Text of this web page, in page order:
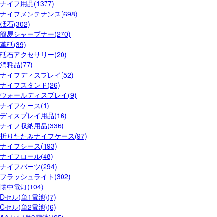
ナイフ用品(1377)
ナイフメンテナンス(698)
砥石(302)
簡易シャープナー(270)
革砥(39)
砥石アクセサリー(20)
消耗品(77)
ナイフディスプレイ(52)
ナイフスタンド(26)
ウォールディスプレイ(9)
ナイフケース(1)
ディスプレイ用品(16)
ナイフ収納用品(336)
折りたたみナイフケース(97)
ナイフシース(193)
ナイフロール(48)
ナイフパーツ(294)
フラッシュライト(302)
懐中電灯(104)
Dセル(単1電池)(7)
Cセル(単2電池)(6)